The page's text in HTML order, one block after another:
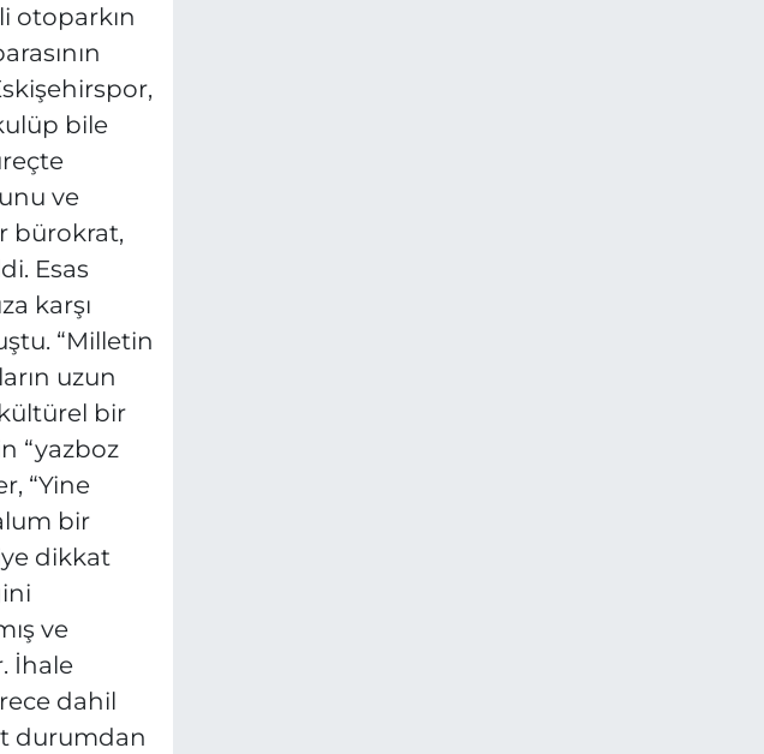
otoparkın
bile
ve
bürokrat,
Esas
karşı
“Milletin
uzun
bir
“yazboz
“Yine
bir
dikkat
ve
İhale
dahil
durumdan